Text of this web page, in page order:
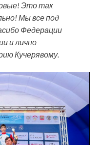
Это так
Мы все под
Федерации
и лично
Кучерявому.